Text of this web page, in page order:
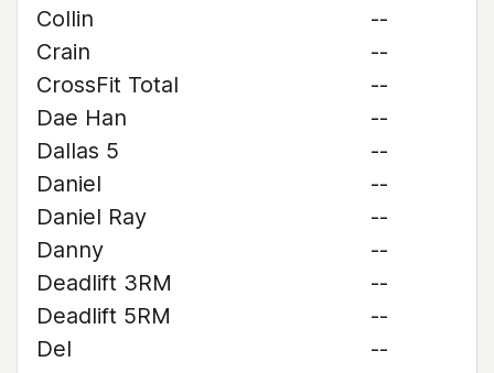
Collin
--
Crain
--
CrossFit Total
--
Dae Han
--
Dallas 5
--
Daniel
--
Daniel Ray
--
Danny
--
Deadlift 3RM
--
Deadlift 5RM
--
Del
--